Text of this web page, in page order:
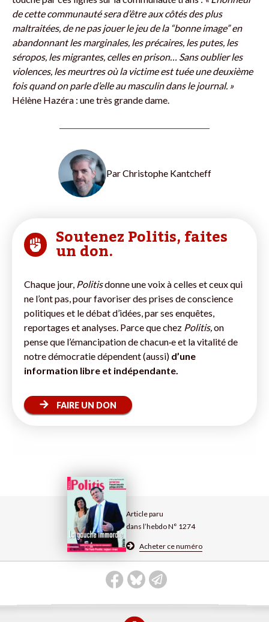
Article paru
dans l’hebdo N° 1274
Acheter ce numéro
de cette communauté sera d’être aux côtés des plus
maltraitées, de ne pas jouer le jeu de la “bonne image” en
abandonnant les marginales, les précaires, les putes, les
séropos, les migrantes, celles en prison… Sans oublier les
violences, les meurtres où la victime est tuée une deuxième
fois quand on parle d’elle au masculin dans le journal. »
Hélène Hazéra : une très grande dame.
ParChristophe Kantcheff
Soutenez Politis, faites
un don.
Chaque jour, Politisdonne une voix à celles et ceux qui
ne l’ont pas, pour favoriser des prises de conscience
politiques et le débat d’idées, par ses enquêtes,
reportages et analyses. Parce que chez Politis,on
pense que l’émancipation de chacun·e et la vitalité de
notre démocratie dépendent (aussi) d’une
information libre et indépendante.
FAIRE UN DON